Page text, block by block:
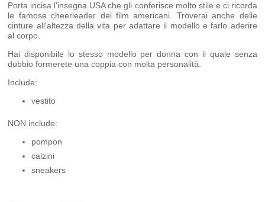
Porta incisa l'insegna USA che gli conferisce molto stile e ci ricorda
le famose cheerleader dei film americani. Troverai anche delle
cinture all'altezza della vita per adattare il modello e farlo aderire
al corpo.
Hai disponibile lo stesso modello per donna con il quale senza
dubbio formerete una coppia con molta personalità.
Include:
vestito
NON include:
pompon
calzini
sneakers